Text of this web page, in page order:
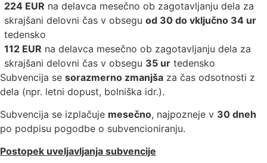
224 EUR na delavca mesečno ob zagotavljanju dela za
skrajšani delovni čas v obsegu od 30 do vključno 34 ur
tedensko
112 EUR na delavca mesečno ob zagotavljanju dela za
skrajšani delovni čas v obsegu 35 ur tedensko
Subvencija se sorazmerno zmanjša za čas odsotnosti z
dela (npr. letni dopust, bolniška idr.).
Subvencija se izplačuje mesečno, najpozneje v 30 dneh
po podpisu pogodbe o subvencioniranju.
Postopek uveljavljanja subvencije